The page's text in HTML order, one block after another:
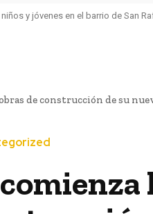
y jóvenes en el barrio de San
de construcción de su